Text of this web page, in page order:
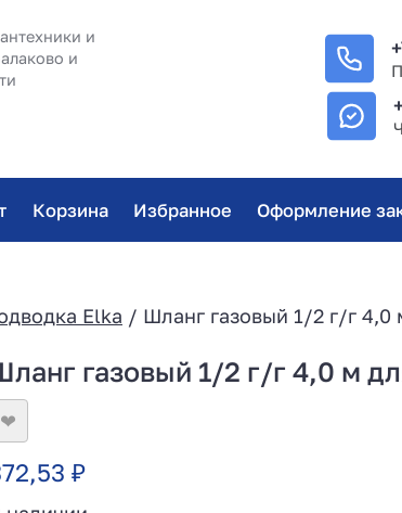
и
и
Корзина Избранное Оформление
Elka / Шланг газовый 1/2 г/г 4,0
газовый 1/2 г/г 4,0 м
❤
₽